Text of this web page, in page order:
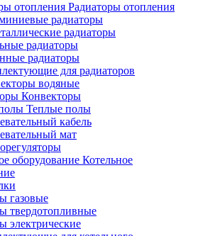
Радиаторы отопления
радиаторы
радиаторы
радиаторы
радиаторы
для радиаторов
водяные
Конвекторы
Теплые полы
кабель
мат
Котельное
газовые
твердотопливные
электрические